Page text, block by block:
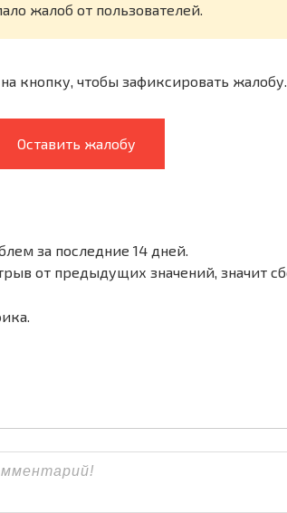
жалоб от пользователей.
кнопку, чтобы зафиксировать жалобу.
Оставить жалобу
за последние 14 дней.
от предыдущих значений, значит